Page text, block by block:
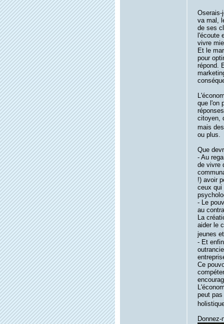
Oserais-
va mal,
de ses
l'écoute
vivre
Et le
pour
répond.
que l'on
citoyen,
mais
ou plus.
Que
- Au
de vivre
!) avoir
ceux qui
- Le
au
La
aider le
jeunes
- Et
Ce
peut